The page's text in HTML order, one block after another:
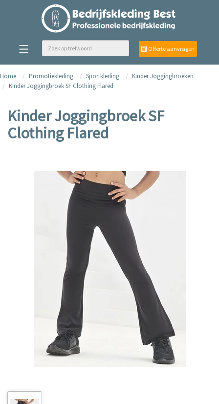
Offerte aanvragen
Home Promotiekleding Sportkleding
Kinder Joggingbroeken
Kinder Joggingbroek SF Clothing Flared
Kinder Joggingbroek SF
Clothing Flared